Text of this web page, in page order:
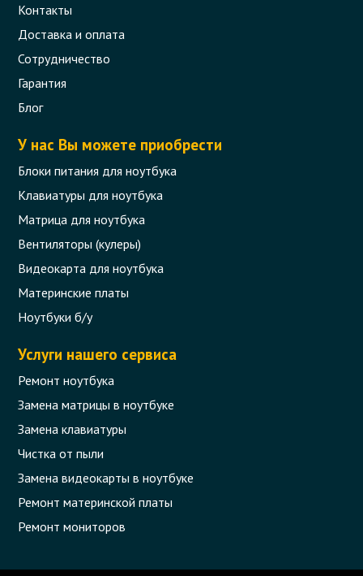
Контакты
Доставка и оплата
Сотрудничество
Гарантия
Блог
У нас Вы можете приобрести
Блоки питания для ноутбука
Клавиатуры для ноутбука
Матрица для ноутбука
Вентиляторы (кулеры)
Видеокарта для ноутбука
Материнские платы
Ноутбуки б/у
Услуги нашего сервиса
Ремонт ноутбука
Замена матрицы в ноутбуке
Замена клавиатуры
Чистка от пыли
Замена видеокарты в ноутбуке
Ремонт материнской платы
Ремонт мониторов